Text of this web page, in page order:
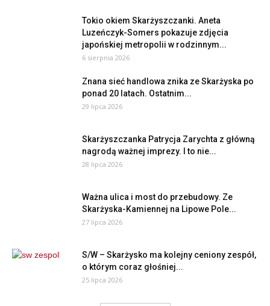
Tokio okiem Skarżyszczanki. Aneta
Luzeńczyk-Somers pokazuje zdjęcia
japońskiej metropolii w rodzinnym...
6 sierpnia 2026
Znana sieć handlowa znika ze Skarżyska po
ponad 20 latach. Ostatnim...
29 lipca 2026
Skarżyszczanka Patrycja Zarychta z główną
nagrodą ważnej imprezy. I to nie...
28 lipca 2026
Ważna ulica i most do przebudowy. Ze
Skarżyska-Kamiennej na Lipowe Pole...
27 lipca 2026
S/W – Skarżysko ma kolejny ceniony zespół,
o którym coraz głośniej...
25 lipca 2026